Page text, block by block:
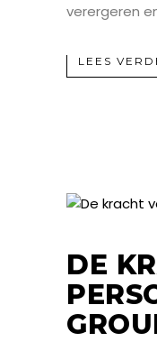
verergeren
LEES
DE